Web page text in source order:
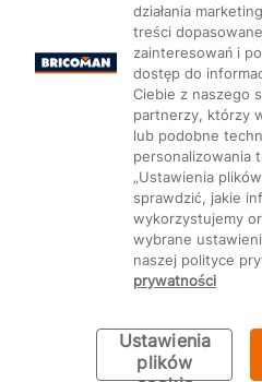
Bricoman
Ustawienia
działania
treści
zainteresowań i
dostęp do
Ciebie z naszego
partnerzy, którzy
lub podobne
personalizowania
„Ustawienia
sprawdzić, jakie
wykorzystujemy
wybrane
naszej polityce
prywatności
Ustawienia
plików